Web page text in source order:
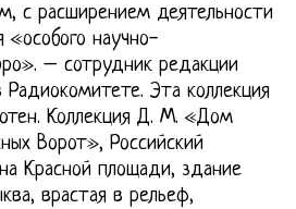
с расширением деятельности
«особого научно-
– сотрудник редакции
Эта коллекция
Коллекция Д. М. «Дом
Ворот», Российский
Красной площади, здание
врастая в рельеф,